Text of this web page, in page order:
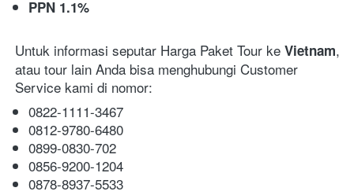
PPN 1.1%
Untuk informasi seputar Harga Paket Tour ke Vietnam,
atau tour lain Anda bisa menghubungi Customer
Service kami di nomor:
0822-1111-3467
0812-9780-6480
0899-0830-702
0856-9200-1204
0878-8937-5533